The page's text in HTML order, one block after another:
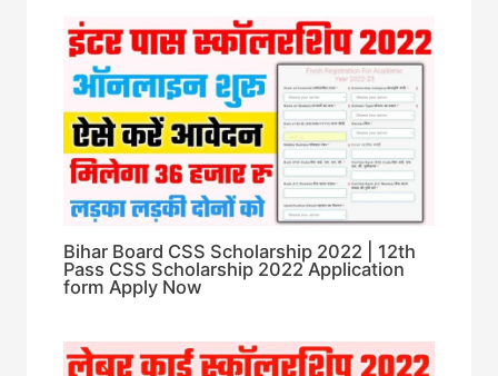
Bihar Board CSS Scholarship 2022 | 12th
Pass CSS Scholarship 2022 Application
form Apply Now